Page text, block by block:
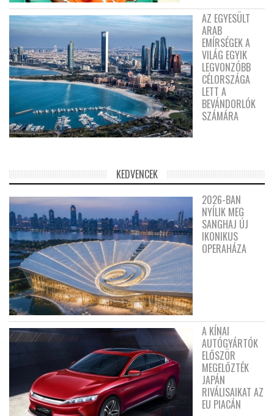
AZ EGYESÜLT
ARAB
EMÍRSÉGEK A
VILÁG EGYIK
LEGVONZÓBB
CÉLORSZÁGA
LETT A
BEVÁNDORLÓK
SZÁMÁRA
KEDVENCEK
2026-BAN
NYÍLIK MEG
SANGHAJ ÚJ
IKONIKUS
OPERAHÁZA
A KÍNAI
AUTÓGYÁRTÓK
ELŐSZÖR
MEGELŐZTÉK
JAPÁN
RIVÁLISAIKAT AZ
EU PIACÁN